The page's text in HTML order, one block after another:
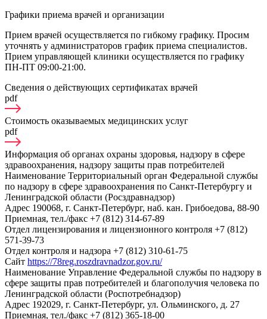
Графики приема врачей и организации
Прием врачей осуществляется по гибкому графику. Просим
уточнять у администраторов график приема специалистов.
Прием управляющей клиники осуществляется по графику
ПН-ПТ 09:00-21:00.
Сведения о действующих сертификатах врачей
pdf
Стоимость оказываемых медицинских услуг
pdf
Информация об органах охраны здоровья, надзору в сфере
здравоохранения, надзору защиты прав потребителей
Наименование Территориальный орган Федеральной службы
по надзору в сфере здравоохранения по Санкт-Петербургу и
Ленинградской области (Росздравнадзор)
Адрес 190068, г. Санкт-Петербург, наб. кан. Грибоедова, 88-90
Приемная, тел./факс +7 (812) 314-67-89
Отдел лицензирования и лицензионного контроля +7 (812)
571-39-73
Отдел контроля и надзора +7 (812) 310-61-75
Сайт https://78reg.roszdravnadzor.gov.ru/
Наименование Управление Федеральной службы по надзору в
сфере защиты прав потребителей и благополучия человека по
Ленинградской области (Роспотребнадзор)
Адрес 192029, г. Санкт-Петербург, ул. Ольминского, д. 27
Приемная, тел./факс +7 (812) 365-18-00